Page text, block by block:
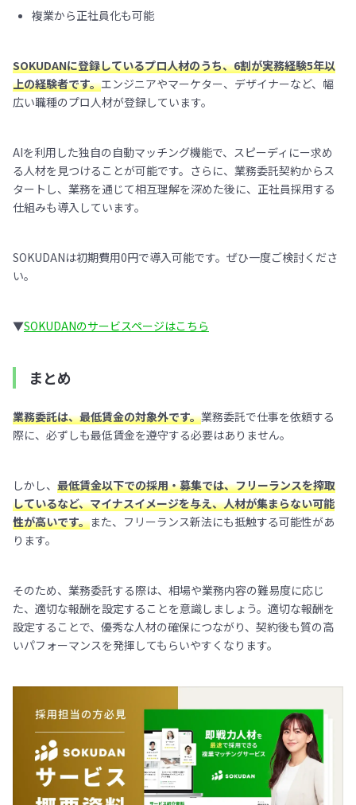
複業から正社員化も可能
SOKUDANに登録しているプロ人材のうち、6割が実務経験5年以
上の経験者です。エンジニアやマーケター、デザイナーなど、幅
広い職種のプロ人材が登録しています。
AIを利用した独自の自動マッチング機能で、スピーディにー求め
る人材を見つけることが可能です。さらに、業務委託契約からス
タートし、業務を通じて相互理解を深めた後に、正社員採用する
仕組みも導入しています。
SOKUDANは初期費用0円で導入可能です。ぜひ一度ご検討くださ
い。
▼SOKUDANのサービスページはこちら
まとめ
業務委託は、最低賃金の対象外です。業務委託で仕事を依頼する
際に、必ずしも最低賃金を遵守する必要はありません。
しかし、 最低賃金以下での採用・募集では、フリーランスを搾取
しているなど、マイナスイメージを与え、人材が集まらない可能
性が高いです。また、フリーランス新法にも抵触する可能性があ
ります。
そのため、業務委託する際は、相場や業務内容の難易度に応じ
た、適切な報酬を設定することを意識しましょう。適切な報酬を
設定することで、優秀な人材の確保につながり、契約後も質の高
いパフォーマンスを発揮してもらいやすくなります。